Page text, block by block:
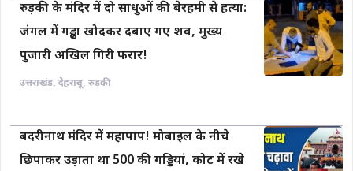
रुड़की के मंदिर में दो साधुओं की बेरहमी से हत्या:
जंगल में गड्ढा खोदकर दबाए गए शव, मुख्य
पुजारी अखिल गिरी फरार!
उत्तराखंड, देहरादून, रुड़की
बदरीनाथ मंदिर में महापाप! मोबाइल के नीचे
छिपाकर उड़ाता था 500 की गड्डियां, कोट में रखे